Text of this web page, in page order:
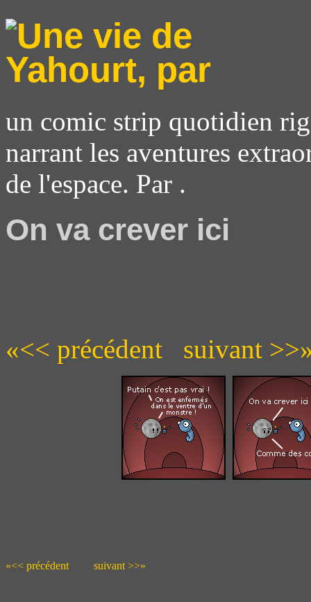
un comic strip quotidien
narrant les aventures
de l'espace. Par .
On va crever ici
«<< précédent suivant
«<< précédent suivant >>»